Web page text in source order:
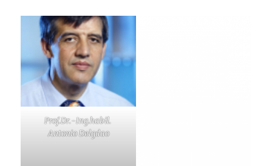
Prof.Dr.-Ing.habil.
Antonio Delgdao